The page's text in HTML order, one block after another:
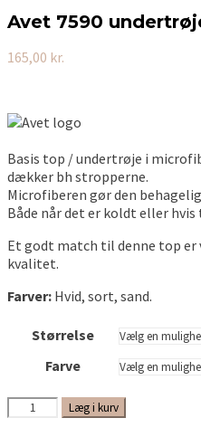
Avet 7590
165,00 kr.
Basis top / undertrøje i
dækker bh stropperne.
Microfiberen gør den
Både når det er koldt eller
Et godt match til denne top
kvalitet.
Farver: Hvid, sort, sand.
Størrelse
Farve
Avet
7590
Læg i kurv